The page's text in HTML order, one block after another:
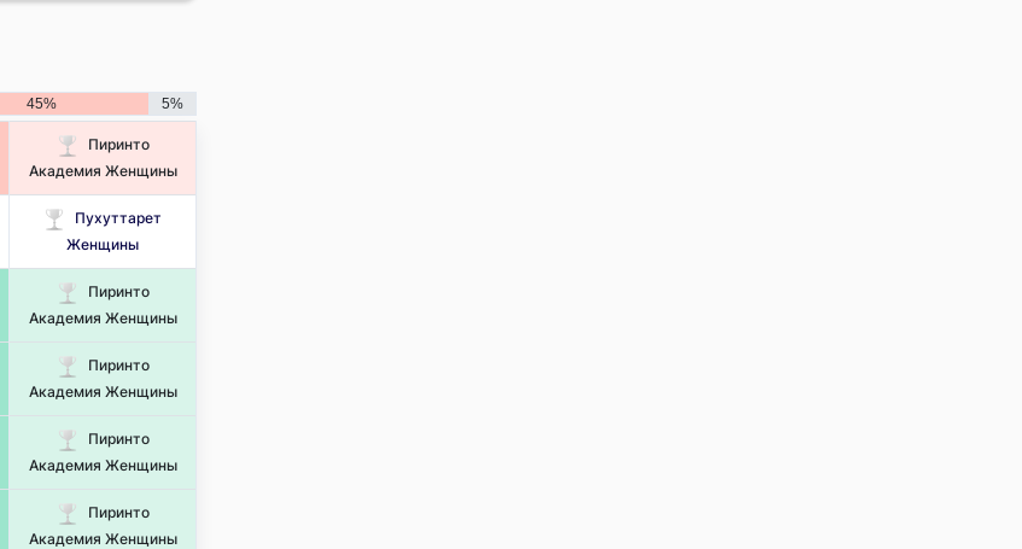
45% 5%
Пиринто
Академия Женщины
Пухуттарет
Женщины
Пиринто
Академия Женщины
Пиринто
Академия Женщины
Пиринто
Академия Женщины
Пиринто
Академия Женщины